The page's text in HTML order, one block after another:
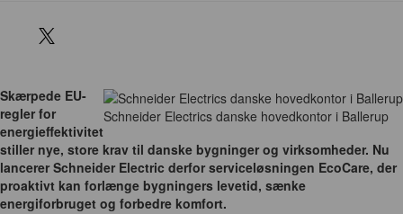
Schneider Electrics danske hovedkontor i Ballerup
Skærpede EU-
regler for
energieffektivitet
stiller nye, store krav til danske bygninger og virksomheder. Nu
lancerer Schneider Electric derfor serviceløsningen EcoCare, der
proaktivt kan forlænge bygningers levetid, sænke
energiforbruget og forbedre komfort.